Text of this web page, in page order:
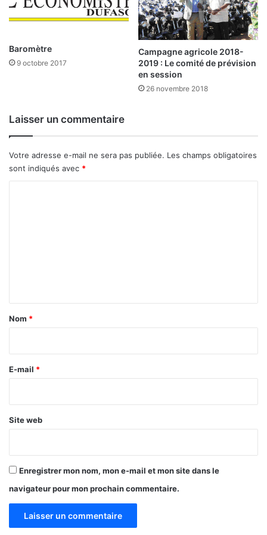
i
n
t
i
e
s
o
s
i
m
o
a
s
t
e
M
i
Baromètre
9 octobre 2017
Campagne agricole 2018-
2019 : Le comité de prévision
en session
26 novembre 2018
Laisser un commentaire
Votre adresse e-mail ne sera pas publiée. Les champs obligatoires
sont indiqués avec *
a
e
Nom *
E-mail *
Site web
Enregistrer mon nom, mon e-mail et mon site dans le
navigateur pour mon prochain commentaire.